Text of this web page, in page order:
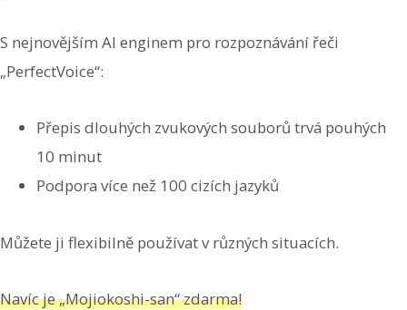
S nejnovějším AI enginem pro rozpoznávání řeči
„PerfectVoice“:
Přepis dlouhých zvukových souborů trvá pouhých
10 minut
Podpora více než 100 cizích jazyků
Můžete ji flexibilně používat v různých situacích.
Navíc je „Mojiokoshi-san“ zdarma!